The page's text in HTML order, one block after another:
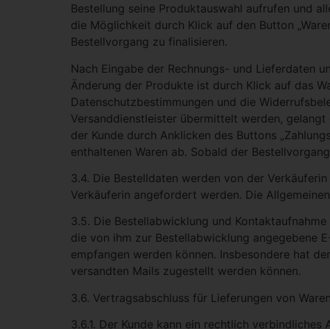
Bestellung seine Produktauswahl aufrufen und
die Möglichkeit durch Klick auf den Button
Bestellvorgang zu finalisieren.
Nach Eingabe der Rechnungs- und Lieferdaten
Änderung der Produkte ist durch Klick auf das
Datenschutzbestimmungen und die
Versanddienstleister übermittelt werden,
der Kunde durch Anklicken des Buttons
enthaltenen Waren ab. Sobald der
3.4. Die Bestelldaten werden von der
Verkäuferin angefordert werden. Die
3.5. Die Bestellabwicklung und
die von ihm zur Bestellabwicklung angegebene
empfangen werden können. Insbesondere hat
versandten Mails zugestellt werden können.
3.6. Vertragsabschluss für Lieferungen von
3.6.1. Der Kunde kann ein rechtlich